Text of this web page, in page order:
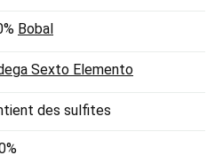
Bobal
Sexto Elemento
des sulfites